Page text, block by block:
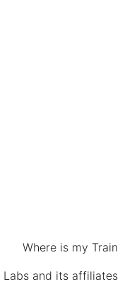
Where is my Train
Labs and its affiliates